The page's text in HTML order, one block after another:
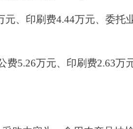
、印刷费4.44万元、委托
5.26万元、印刷费2.63万